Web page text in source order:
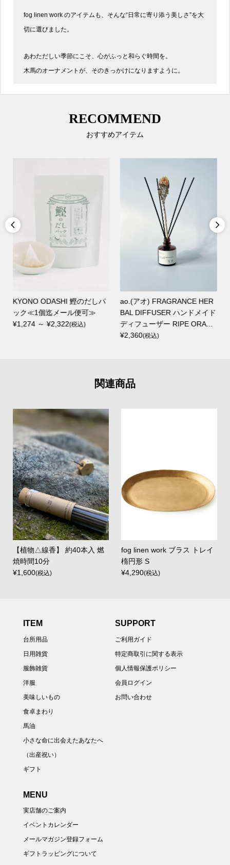
fog linen work のアイテムも、そんな“日常に寄り添う美しさ”を大
切に選びました。
あわただしい季節にこそ、心がふっと和らぐ時間を。
木馬のオーナメントが、そのきっかけになりますように。
RECOMMEND
おすすめアイテム

KYONO ODASHI 鰹のだしパ
ック≪1個迄メール便可≫
¥1,274 ～ ¥2,322(税込)
ao.(アオ) FRAGRANCE HER
BAL DIFFUSER ハンドメイド
ディフューザー RIPE ORA...
¥2,360(税込)

関連商品
【植物△線香】 約40本入 燃
焼時間10分
¥1,600(税込)
fog linen work ブラス トレイ
楕円形 S
¥4,290(税込)
ITEM
台所用品
日用雑貨
服飾雑貨
洋服
美味しいもの
食卓まわり
馬油
小さな命に出会えたあなたへ
（出産祝い）
ギフト
SUPPORT
ご利用ガイド
特定商取引に関する表示
個人情報保護ポリシー
会員ログイン
お問い合わせ
MENU
実店舗のご案内
イベントカレンダー
メールマガジン登録フォーム
ギフトラッピングについて